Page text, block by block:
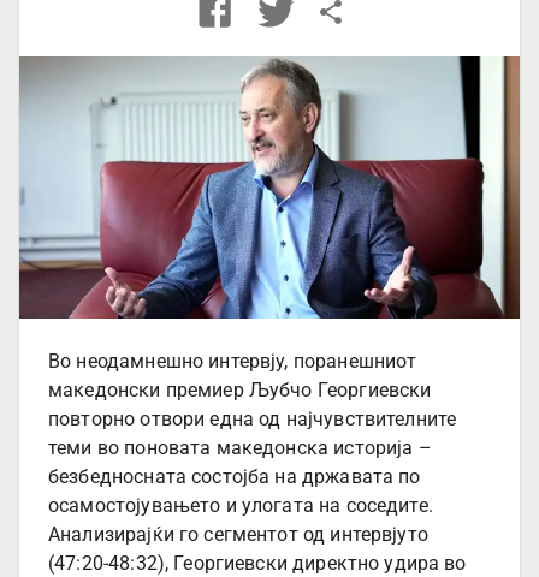
Во неодамнешно интервју, поранешниот
македонски премиер Љубчо Георгиевски
повторно отвори една од најчувствителните
теми во поновата македонска историја –
безбедносната состојба на државата по
осамостојувањето и улогата на соседите.
Анализирајќи го сегментот од интервјуто
(47:20-48:32), Георгиевски директно удира во